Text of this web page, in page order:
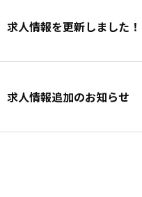
求人情報を更新しました！
求人情報追加のお知らせ